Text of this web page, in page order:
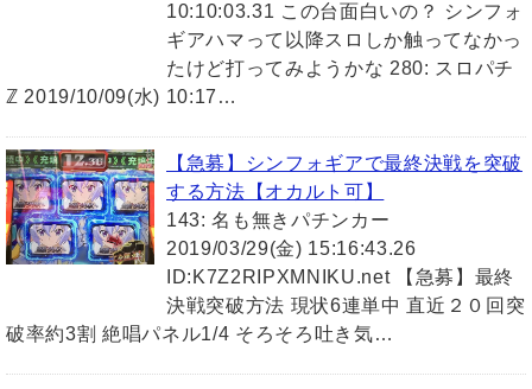
10:10:03.31 この台面白いの？ シンフォ
ギアハマって以降スロしか触ってなかっ
たけど打ってみようかな 280: スロパチ
ℤ 2019/10/09(水) 10:17…
【急募】シンフォギアで最終決戦を突破
する方法【オカルト可】
143: 名も無きパチンカー
2019/03/29(金) 15:16:43.26
ID:K7Z2RIPXMNIKU.net 【急募】最終
決戦突破方法 現状6連単中 直近２０回突
破率約3割 絶唱パネル1/4 そろそろ吐き気…